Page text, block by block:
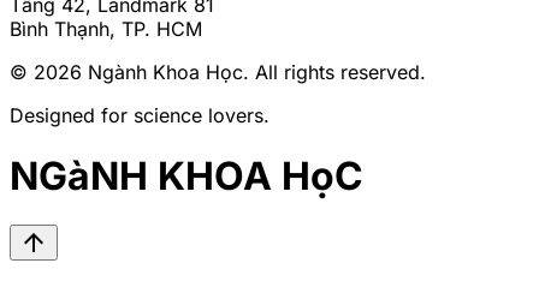
Bình Thạnh, TP. HCM
© 2026 Ngành Khoa Học. All rights reserved.
Designed for science lovers.
NGàNH KHOA HọC
arrow_upward